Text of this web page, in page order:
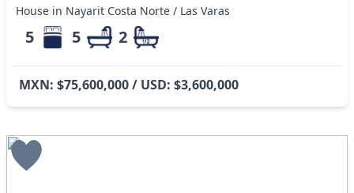
House in Nayarit Costa Norte / Las Varas
5 5 2
MXN: $75,600,000 / USD: $3,600,000